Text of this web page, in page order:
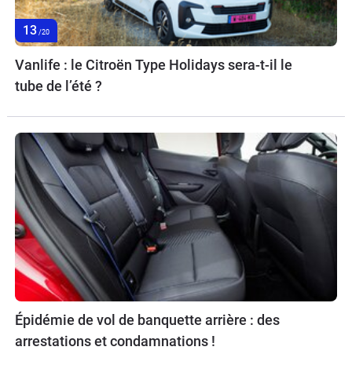
13 /20
Vanlife : le Citroën Type Holidays sera-t-il le
tube de l’été ?
Épidémie de vol de banquette arrière : des
arrestations et condamnations !